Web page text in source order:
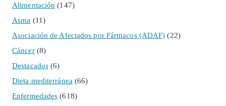
Alimentación (147)
Asma (11)
Asociación de Afectados por Fármacos (ADAF) (22)
Cáncer(8)
Destacados (6)
Dieta mediterránea (66)
Enfermedades (618)